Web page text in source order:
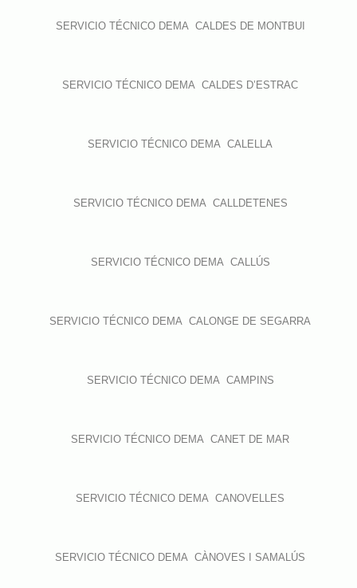
SERVICIO TÉCNICO DEMA CALDES DE MONTBUI
SERVICIO TÉCNICO DEMA CALDES D’ESTRAC
SERVICIO TÉCNICO DEMA CALELLA
SERVICIO TÉCNICO DEMA CALLDETENES
SERVICIO TÉCNICO DEMA CALLÚS
SERVICIO TÉCNICO DEMA CALONGE DE SEGARRA
SERVICIO TÉCNICO DEMA CAMPINS
SERVICIO TÉCNICO DEMA CANET DE MAR
SERVICIO TÉCNICO DEMA CANOVELLES
SERVICIO TÉCNICO DEMA CÀNOVES I SAMALÚS